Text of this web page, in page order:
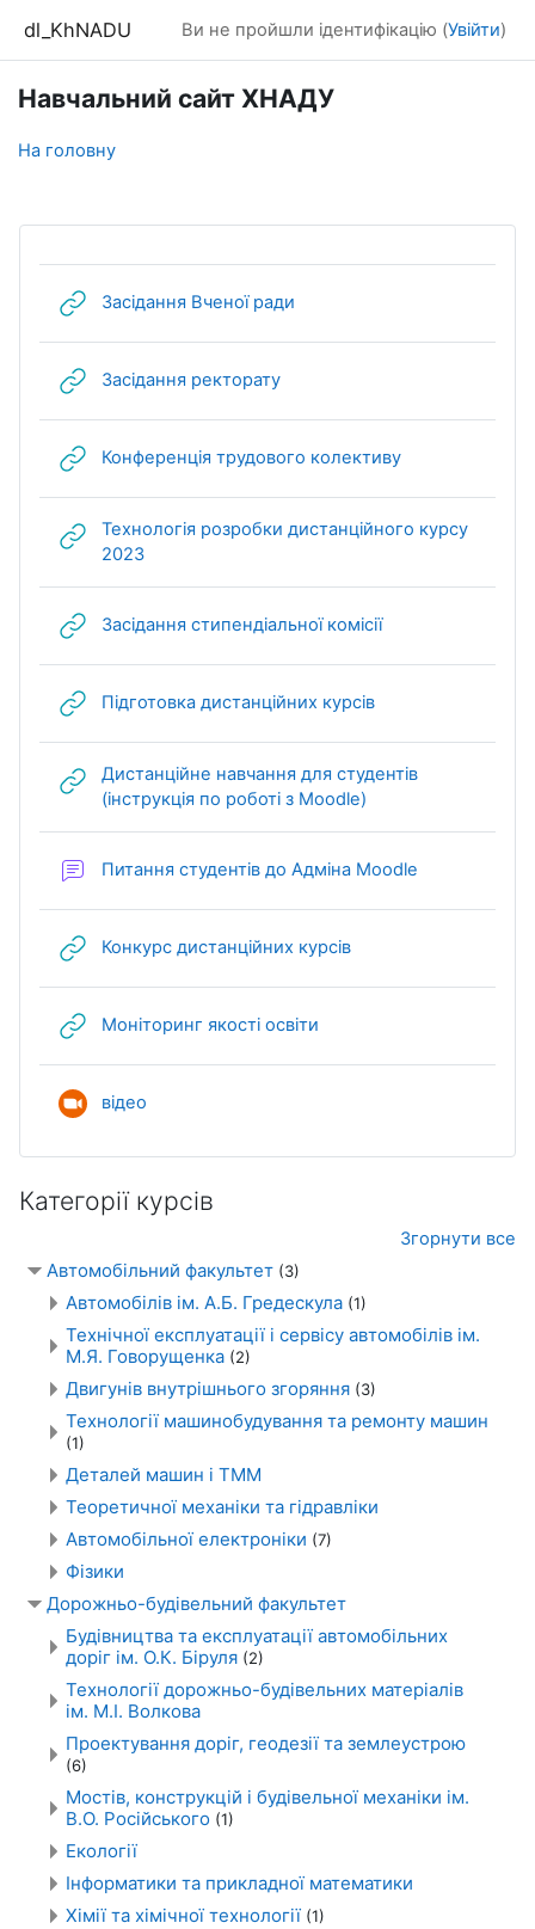
dl_KhNADU Ви не пройшли ідентифікацію (Увійти)
Навчальний сайт ХНАДУ
На головну
Засідання Вченої ради
Засідання ректоратуURL (веб-посилання)
Конференція трудового колективуURL (веб-
Технологія розробки дистанційного курсу
2023URL (веб-посилання)
Засідання стипендіальної комісіїURL (веб-
Підготовка дистанційних курсівURL (веб-
Дистанційне навчання для студентів
(інструкція по роботі з Moodle)
Питання студентів до Адміна Moodle
Конкурс дистанційних курсівURL (веб-посилання)
Моніторинг якості освіти
відео
Категорії курсів
Згорнути все
Автомобільний факультет (3)
Автомобілів ім. А.Б. Гредескула (1)
Технічної експлуатації і сервісу автомобілів ім.
М.Я. Говорущенка (2)
Двигунів внутрішнього згоряння (3)
Технології машинобудування та ремонту машин
(1)
Деталей машин і ТММ
Теоретичної механіки та гідравліки
Автомобільної електроніки (7)
Фізики
Дорожньо-будівельний факультет
Будівництва та експлуатації автомобільних
доріг ім. О.К. Біруля (2)
Технології дорожньо-будівельних матеріалів
ім. М.І. Волкова
Проектування доріг, геодезії та землеустрою
(6)
Мостів, конструкцій і будівельної механіки ім.
В.О. Російського (1)
Екології
Інформатики та прикладної математики
Хімії та хімічної технології (1)